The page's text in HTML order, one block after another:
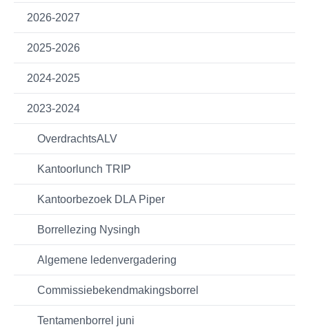
2026-2027
2025-2026
2024-2025
2023-2024
OverdrachtsALV
Kantoorlunch TRIP
Kantoorbezoek DLA Piper
Borrellezing Nysingh
Algemene ledenvergadering
Commissiebekendmakingsborrel
Tentamenborrel juni